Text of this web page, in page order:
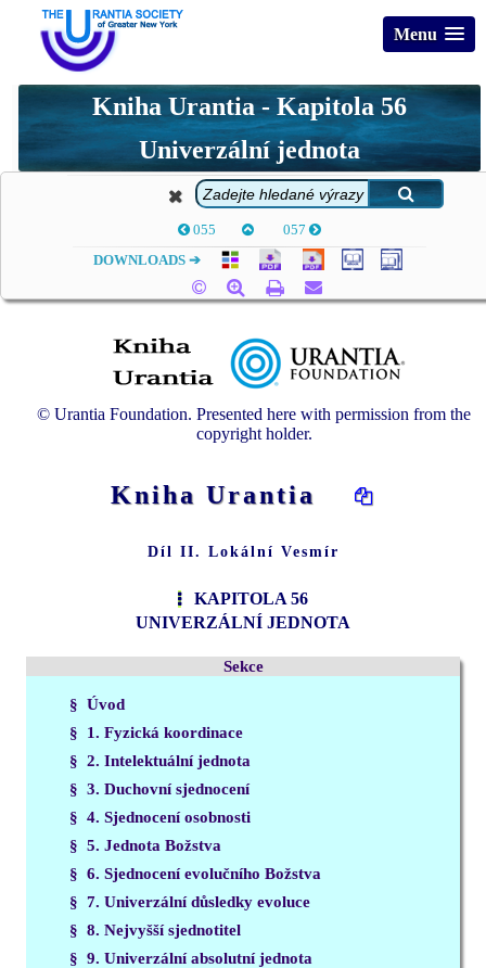
Menu
Kniha Urantia - Kapitola 56
Univerzální jednota
055 057
DOWNLOADS ➔
© Urantia Foundation. Presented here with permission from the
copyright holder.
Kniha Urantia
Díl II. Lokální Vesmír
KAPITOLA 56
UNIVERZÁLNÍ JEDNOTA
Sekce
§ Úvod
§ 1. Fyzická koordinace
§ 2. Intelektuální jednota
§ 3. Duchovní sjednocení
§ 4. Sjednocení osobnosti
§ 5. Jednota Božstva
§ 6. Sjednocení evolučního Božstva
§ 7. Univerzální důsledky evoluce
§ 8. Nejvyšší sjednotitel
§ 9. Univerzální absolutní jednota